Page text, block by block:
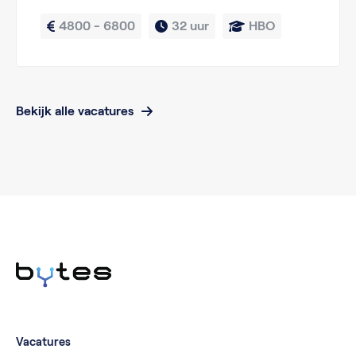
4800 - 6800 32 uur HBO
Bekijk alle vacatures
Vacatures